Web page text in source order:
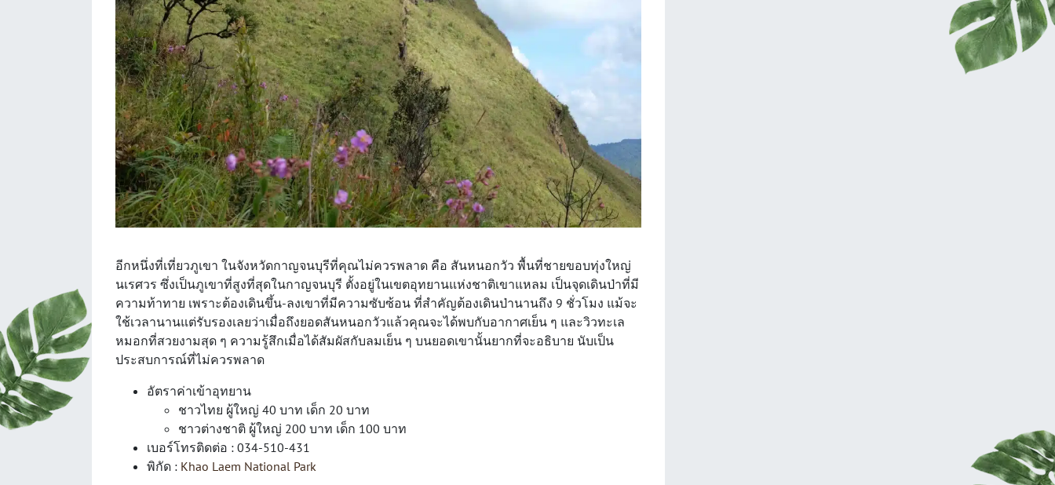
อีกหนึ่งที่เที่ยวภูเขา ในจังหวัดกาญจนบุรีที่คุณไม่ควรพลาด คือ สันหนอกวัว พื้นที่ชายขอบทุ่งใหญ่
นเรศวร ซึ่งเป็นภูเขาที่สูงที่สุดในกาญจนบุรี ตั้งอยู่ในเขตอุทยานแห่งชาติเขาแหลม เป็นจุดเดินป่าที่มี
ความท้าทาย เพราะต้องเดินขึ้น-ลงเขาที่มีความซับซ้อน ที่สำคัญต้องเดินป่านานถึง 9 ชั่วโมง แม้จะ
ใช้เวลานานแต่รับรองเลยว่าเมื่อถึงยอดสันหนอกวัวแล้วคุณจะได้พบกับอากาศเย็น ๆ และวิวทะเล
หมอกที่สวยงามสุด ๆ ความรู้สึกเมื่อได้สัมผัสกับลมเย็น ๆ บนยอดเขานั้นยากที่จะอธิบาย นับเป็น
ประสบการณ์ที่ไม่ควรพลาด
อัตราค่าเข้าอุทยาน
ชาวไทย ผู้ใหญ่ 40 บาท เด็ก 20 บาท
ชาวต่างชาติ ผู้ใหญ่ 200 บาท เด็ก 100 บาท
เบอร์โทรติดต่อ : 034-510-431
พิกัด : Khao Laem National Park